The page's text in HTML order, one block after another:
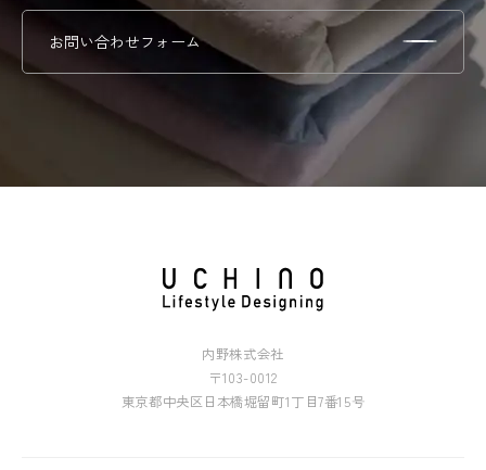
お問い合わせフォーム
内野株式会社
〒103-0012
東京都中央区日本橋堀留町1丁目7番15号